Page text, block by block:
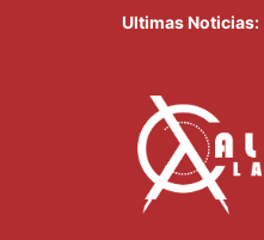
Ultimas Noticias: